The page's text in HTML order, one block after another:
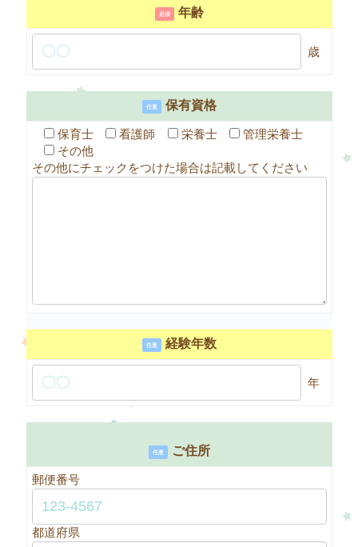
必須 年齢
歳
任意 保有資格
保育士 看護師 栄養士
管理栄養士
その他
その他にチェックをつけた場合は記載してください
任意 経験年数
年
任意 ご住所
郵便番号
都道府県